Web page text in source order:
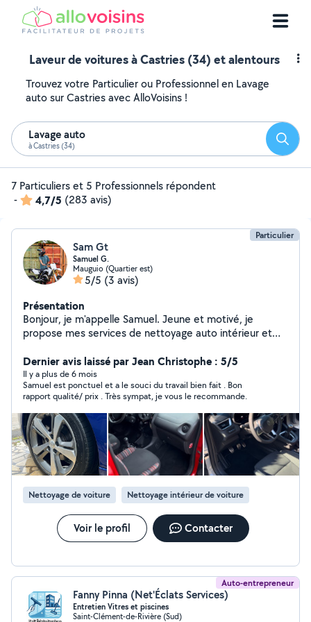
Laveur de voitures à Castries (34) et alentours
Trouvez votre Particulier ou Professionnel en Lavage
auto sur Castries avec AlloVoisins !
Lavage auto
à Castries (34)
7 Particuliers et 5 Professionnels répondent
-
4,7/5 (283 avis)
Particulier
Sam Gt
Samuel G.
Mauguio (Quartier est)
5/5 (3 avis)
Présentation
Bonjour, je m'appelle Samuel. Jeune et motivé, je
propose mes services de nettoyage auto intérieur et
également mes services pour de la mécanique.
Dernier avis laissé par Jean Christophe : 5/5
Il y a plus de 6 mois
Samuel est ponctuel et a le souci du travail bien fait . Bon
rapport qualité/ prix . Très sympat, je vous le recommande.
Nettoyage de voiture Nettoyage intérieur de voiture
Voir le profil Contacter
Auto-entrepreneur
Fanny Pinna (Net'Éclats Services)
Entretien Vitres et piscines
Saint-Clément-de-Rivière (Sud)